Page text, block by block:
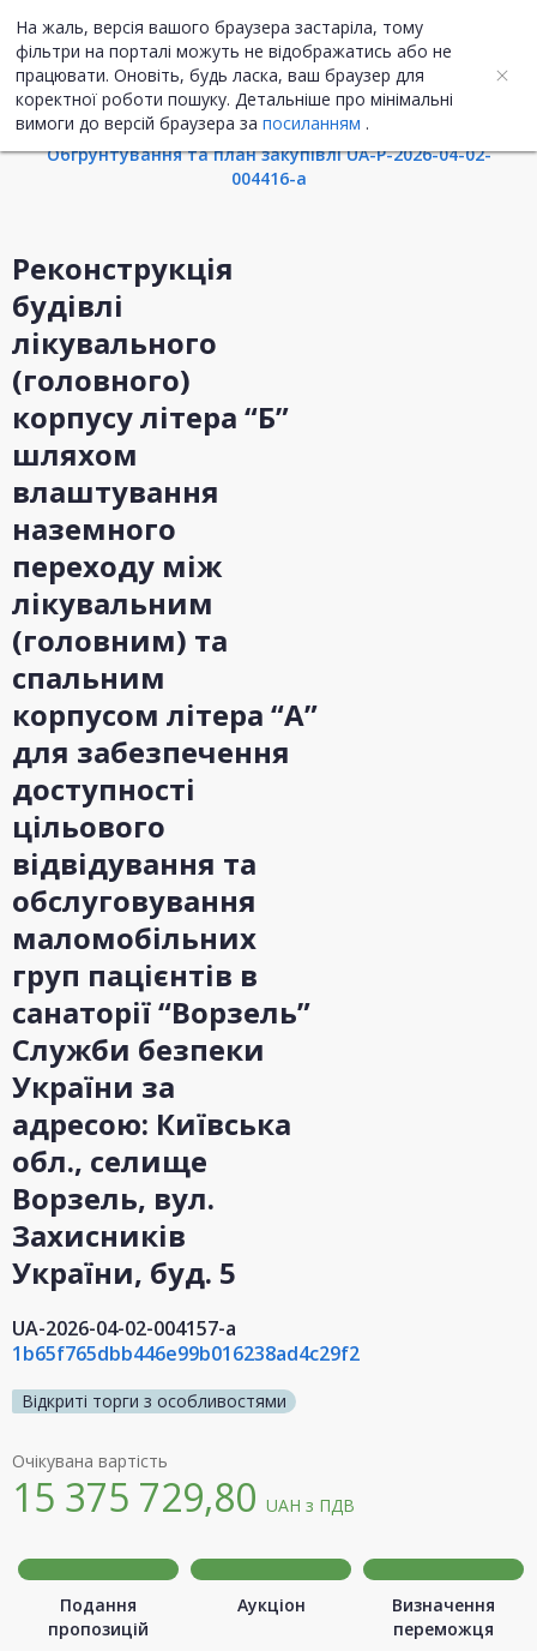
На жаль, версія вашого браузера застаріла, тому
фільтри на порталі можуть не відображатись або не
працювати. Оновіть, будь ласка, ваш браузер для
коректної роботи пошуку. Детальніше про мінімальні
вимоги до версій браузера за посиланням .
UA ENG
Інформація про закупівлю
Обгрунтування та план закупівлі UA-P-2026-04-02-
004416-a
Реконструкція
будівлі
лікувального
(головного)
корпусу літера “Б”
шляхом
влаштування
наземного
переходу між
лікувальним
(головним) та
спальним
корпусом літера “А”
для забезпечення
доступності
цільового
відвідування та
обслуговування
маломобільних
груп пацієнтів в
санаторії “Ворзель”
Служби безпеки
України за
адресою: Київська
обл., селище
Ворзель, вул.
Захисників
України, буд. 5
UA-2026-04-02-004157-a
1b65f765dbb446e99b016238ad4c29f2
Відкриті торги з особливостями
Очікувана вартість
15 375 729,80 UAH з ПДВ
Подання
пропозицій
Аукціон
Визначення
переможця